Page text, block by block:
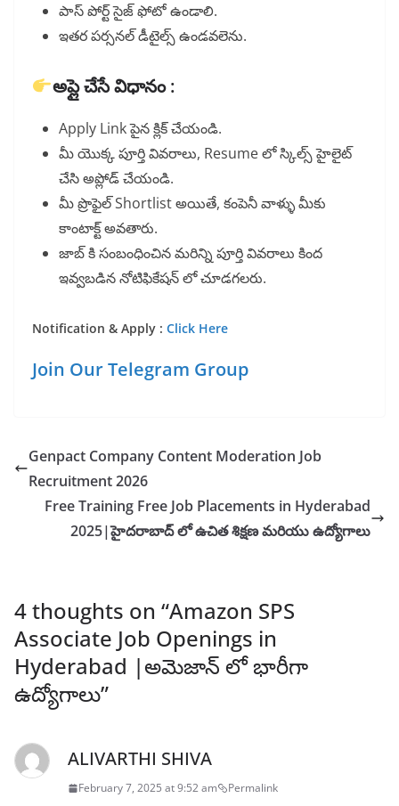
పాస్ పోర్ట్ సైజ్ ఫోటో ఉండాలి.
ఇతర పర్సనల్ డీటైల్స్ ఉండవలెను.
అప్లై చేసే విధానం :
Apply Link పైన క్లిక్ చేయండి.
మీ యొక్క పూర్తి వివరాలు, Resume లో స్కిల్స్ హైలైట్
చేసి అప్లోడ్ చేయండి.
మీ ప్రొఫైల్ Shortlist అయితే, కంపెనీ వాళ్ళు మీకు
కాంటాక్ట్ అవతారు.
జాబ్ కి సంబంధించిన మరిన్ని పూర్తి వివరాలు కింద
ఇవ్వబడిన నోటిఫికేషన్ లో చూడగలరు.
Notification & Apply : Click Here
Join Our Telegram Group
Genpact Company Content Moderation Job
Recruitment 2026
Free Training Free Job Placements in Hyderabad
2025|హైదరాబాద్ లో ఉచిత శిక్షణ మరియు ఉద్యోగాలు
4 thoughts on “Amazon SPS
Associate Job Openings in
Hyderabad |అమెజాన్ లో భారీగా
ఉద్యోగాలు”
ALIVARTHI SHIVA
February 7, 2025 at 9:52 am Permalink